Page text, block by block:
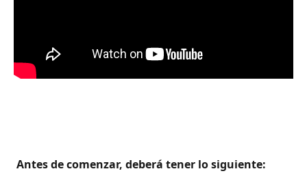
Antes de comenzar, deberá tener lo siguiente: